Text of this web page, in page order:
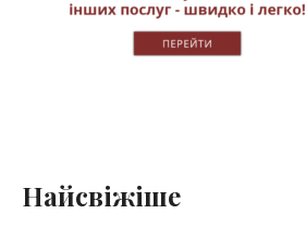
Найсвіжіше